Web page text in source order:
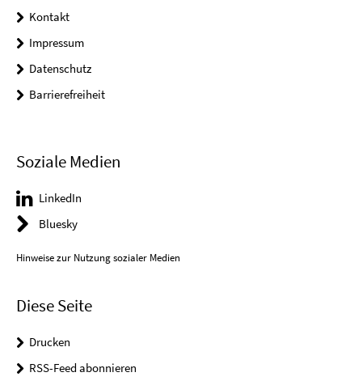
Kontakt
Impressum
Datenschutz
Barrierefreiheit
Soziale Medien
LinkedIn
Bluesky
Hinweise zur Nutzung sozialer Medien
Diese Seite
Drucken
RSS-Feed abonnieren